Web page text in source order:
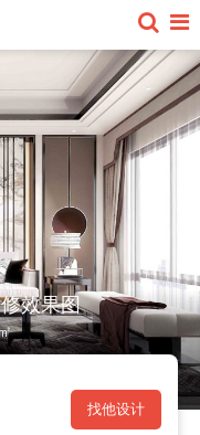
效果图
找他设计